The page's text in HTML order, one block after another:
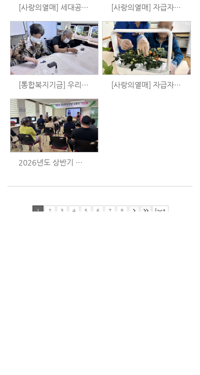
[사랑의열매] 세대공감 원예치료 - 아로마 목걸이 만들기 (7/11) [사랑의열매] 자급자족 홈파밍 - 로메인, 루꼴라 (7/6)
[통합복지기금] 우리는 시니어 예술가 시즌3 - 공예활동 (7/1) [사랑의열매] 자급자족 홈파밍 - 샐러드만들기 (6/27)
2026년도 상반기 보호자 간담회 (6/27)
1 2 3 4 5 6 7 8 last